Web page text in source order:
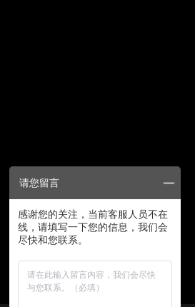
请您留言
感谢您的关注，当前客服人员不在
线，请填写一下您的信息，我们会
尽快和您联系。